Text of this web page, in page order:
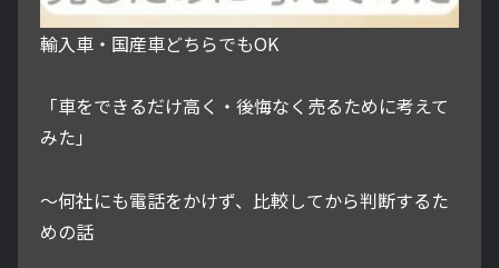
輸入車・国産車どちらでもOK
「車をできるだけ高く・後悔なく売るために考えて
みた」
～何社にも電話をかけず、比較してから判断するた
めの話